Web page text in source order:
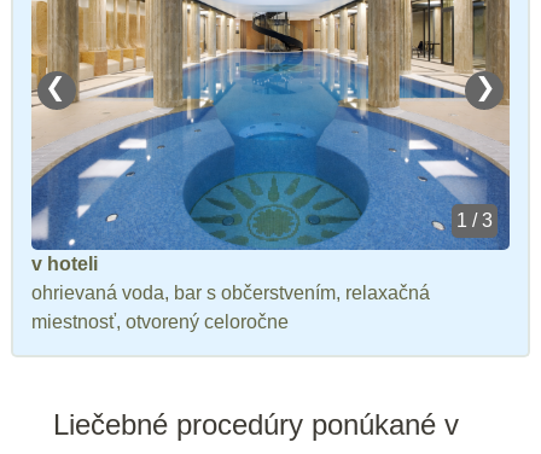
❮ ❯
1 / 3
v hoteli
ohrievaná voda, bar s občerstvením, relaxačná
miestnosť, otvorený celoročne
Liečebné procedúry ponúkané v